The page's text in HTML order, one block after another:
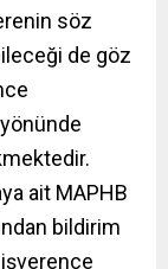
söz
de göz
yönünde
ait MAPHB
bildirim